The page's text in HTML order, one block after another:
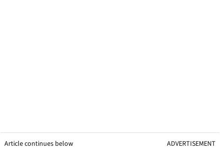
Article continues below ADVERTISEMENT